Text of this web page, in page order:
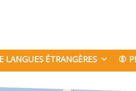
LANGUES ÉTRANGÈRES